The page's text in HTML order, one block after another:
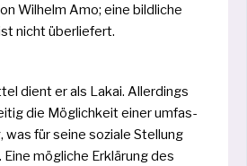
Wilhelm Amo; eine bild­li­che
nicht überliefert.
dient er als Lakai. Allerdings
die Möglichkeit einer umfas­
was für sei­ne sozia­le Stellung
mög­li­che Erklärung des